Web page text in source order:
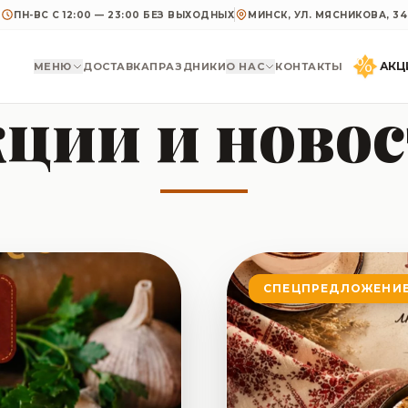
ПН-ВС С 12:00 — 23:00 БЕЗ ВЫХОДНЫХ МИНСК, УЛ. МЯСНИКОВА, 34
МЕНЮ ДОСТАВКАПРАЗДНИКИО НАС КОНТАКТЫ %
и